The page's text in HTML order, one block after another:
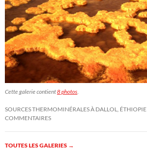
Cette galerie contient8 photos.
SOURCES THERMOMINÉRALES À DALLOL, ÉTHIOPIE
COMMENTAIRES
TOUTES LES GALERIES →